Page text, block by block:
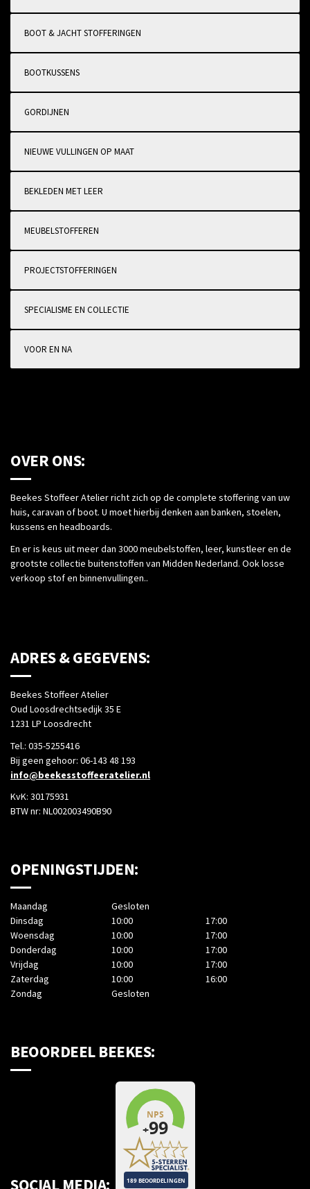
BOOT & JACHT STOFFERINGEN
BOOTKUSSENS
GORDIJNEN
NIEUWE VULLINGEN OP MAAT
BEKLEDEN MET LEER
MEUBELSTOFFEREN
PROJECTSTOFFERINGEN
SPECIALISME EN COLLECTIE
VOOR EN NA
OVER ONS:
Beekes Stoffeer Atelier richt zich op de complete stoffering van uw
huis, caravan of boot. U moet hierbij denken aan banken, stoelen,
kussens en headboards.
En er is keus uit meer dan 3000 meubelstoffen, leer, kunstleer en de
grootste collectie buitenstoffen van Midden Nederland. Ook losse
verkoop stof en binnenvullingen..
ADRES & GEGEVENS:
Beekes Stoffeer Atelier
Oud Loosdrechtsedijk 35 E
1231 LP Loosdrecht
Tel.: 035-5255416
Bij geen gehoor: 06-143 48 193
info@beekesstoffeeratelier.nl
KvK: 30175931
BTW nr: NL002003490B90
OPENINGSTIJDEN:
Maandag
Gesloten
Dinsdag
10:00
17:00
Woensdag
10:00
17:00
Donderdag
10:00
17:00
Vrijdag
10:00
17:00
Zaterdag
10:00
16:00
Zondag
Gesloten
BEOORDEEL BEEKES:
SOCIAL MEDIA: